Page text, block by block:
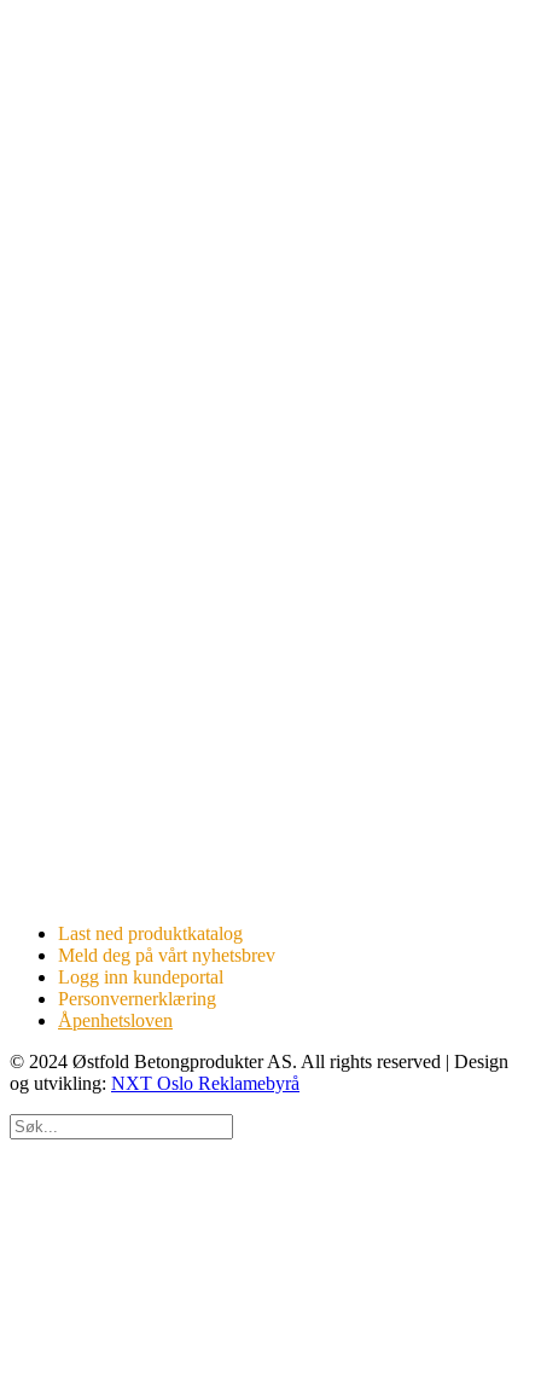
Last ned produktkatalog
Meld deg på vårt nyhetsbrev
Logg inn kundeportal
Personvernerklæring
Åpenhetsloven
© 2024 Østfold Betongprodukter AS. All rights reserved | Design
og utvikling: NXT Oslo Reklamebyrå